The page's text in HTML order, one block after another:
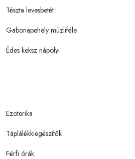
Tészta levesbetét
Gabonapehely müzliféle
Édes keksz nápolyi
Ezoterika
Táplálékkiegészítők
Férfi órák